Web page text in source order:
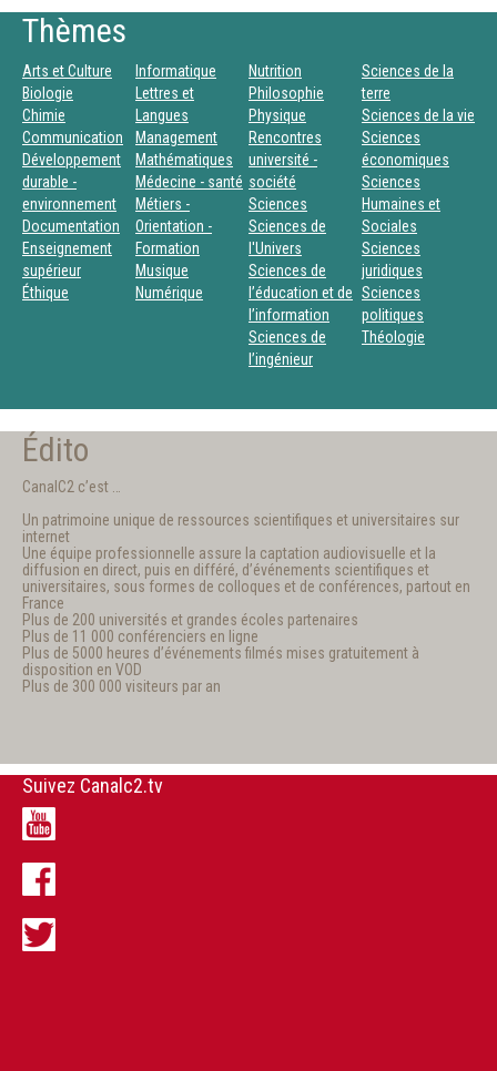
Thèmes
Arts et Culture
Biologie
Chimie
Communication
Développement
durable -
environnement
Documentation
Enseignement
supérieur
Éthique
Informatique
Lettres et
Langues
Management
Mathématiques
Médecine - santé
Métiers -
Orientation -
Formation
Musique
Numérique
Nutrition
Philosophie
Physique
Rencontres
université -
société
Sciences
Sciences de
l'Univers
Sciences de
l’éducation et de
l’information
Sciences de
l’ingénieur
Sciences de la
terre
Sciences de la vie
Sciences
économiques
Sciences
Humaines et
Sociales
Sciences
juridiques
Sciences
politiques
Théologie
Édito
CanalC2 c’est …
Un patrimoine unique de ressources scientifiques et universitaires sur
internet
Une équipe professionnelle assure la captation audiovisuelle et la
diffusion en direct, puis en différé, d’événements scientifiques et
universitaires, sous formes de colloques et de conférences, partout en
France
Plus de 200 universités et grandes écoles partenaires
Plus de 11 000 conférenciers en ligne
Plus de 5000 heures d’événements filmés mises gratuitement à
disposition en VOD
Plus de 300 000 visiteurs par an
Suivez Canalc2.tv